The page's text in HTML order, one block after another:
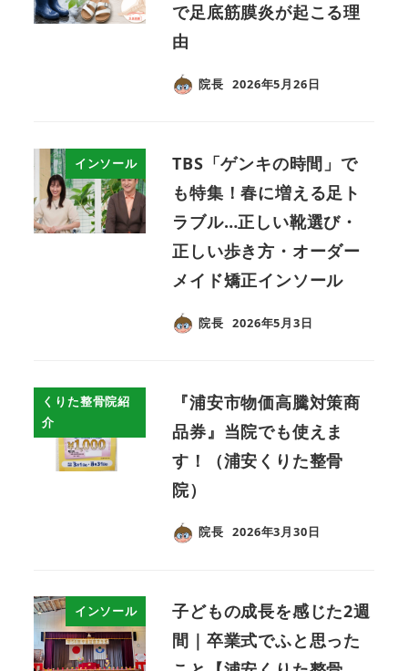
で足底筋膜炎が起こる理
由
院長 2026年5月26日
インソール
TBS「ゲンキの時間」で
も特集！春に増える足ト
ラブル…正しい靴選び・
正しい歩き方・オーダー
メイド矯正インソール
院長 2026年5月3日
くりた整骨院紹
介
『浦安市物価高騰対策商
品券』当院でも使えま
す！（浦安くりた整骨
院）
院長 2026年3月30日
インソール
子どもの成長を感じた2週
間｜卒業式でふと思った